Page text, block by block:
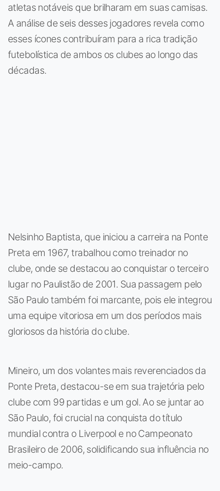
atletas notáveis que brilharam em suas camisas.
A análise de seis desses jogadores revela como
esses ícones contribuíram para a rica tradição
futebolística de ambos os clubes ao longo das
décadas.
Nelsinho Baptista, que iniciou a carreira na Ponte
Preta em 1967, trabalhou como treinador no
clube, onde se destacou ao conquistar o terceiro
lugar no Paulistão de 2001. Sua passagem pelo
São Paulo também foi marcante, pois ele integrou
uma equipe vitoriosa em um dos períodos mais
gloriosos da história do clube.
Mineiro, um dos volantes mais reverenciados da
Ponte Preta, destacou-se em sua trajetória pelo
clube com 99 partidas e um gol. Ao se juntar ao
São Paulo, foi crucial na conquista do título
mundial contra o Liverpool e no Campeonato
Brasileiro de 2006, solidificando sua influência no
meio-campo.